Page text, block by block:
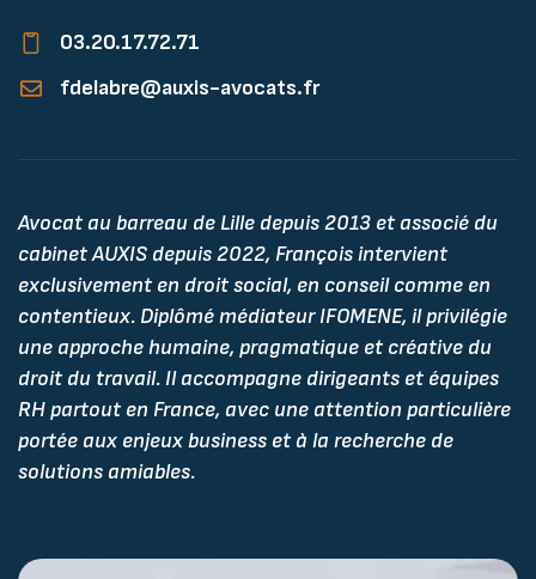
03.20.17.72.71
fdelabre@auxis-avocats.fr
Avocat au barreau de Lille depuis 2013 et associé du
cabinet AUXIS depuis 2022, François intervient
exclusivement en droit social, en conseil comme en
contentieux. Diplômé médiateur IFOMENE, il privilégie
une approche humaine, pragmatique et créative du
droit du travail. Il accompagne dirigeants et équipes
RH partout en France, avec une attention particulière
portée aux enjeux business et à la recherche de
solutions amiables.